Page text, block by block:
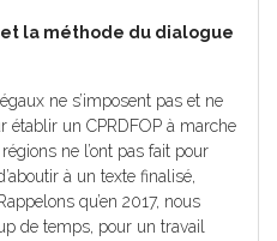
la méthode du dialogue
ne s’imposent pas et ne
établir un CPRDFOP à marche
ne l’ont pas fait pour
à un texte finalisé,
qu’en 2017, nous
de temps, pour un travail